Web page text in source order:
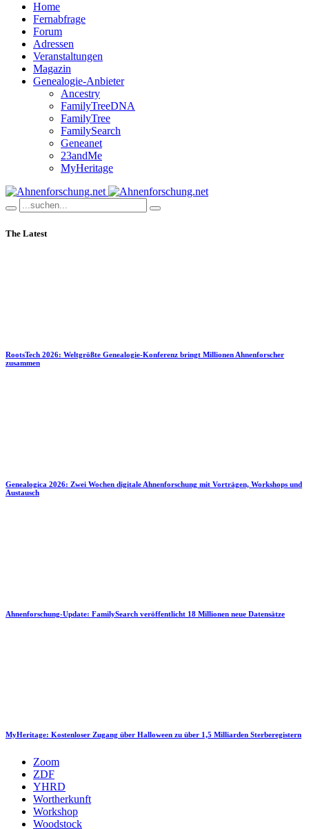
Home
Fernabfrage
Forum
Adressen
Veranstaltungen
Magazin
Genealogie-Anbieter
Ancestry
FamilyTreeDNA
FamilyTree
FamilySearch
Geneanet
23andMe
MyHeritage
The Latest
RootsTech 2026: Weltgrößte Genealogie-Konferenz bringt Millionen Ahnenforscher
zusammen
Genealogica 2026: Zwei Wochen digitale Ahnenforschung mit Vorträgen, Workshops und
Austausch
Ahnenforschung-Update: FamilySearch veröffentlicht 18 Millionen neue Datensätze
MyHeritage: Kostenloser Zugang über Halloween zu über 1,5 Milliarden Sterberegistern
Zoom
ZDF
YHRD
Wortherkunft
Workshop
Woodstock